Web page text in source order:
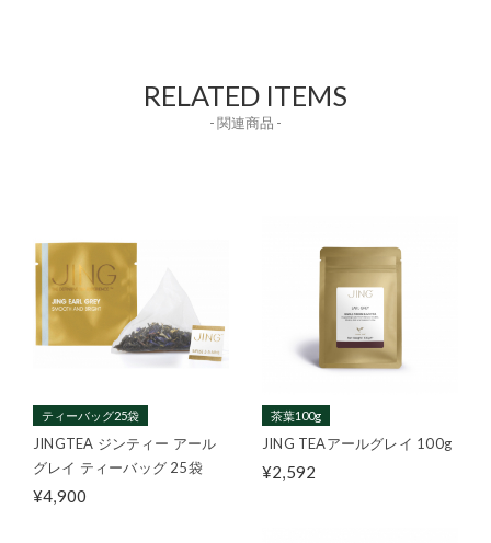
RELATED ITEMS
- 関連商品 -
ティーバッグ25袋
JINGTEA ジンティー アール
グレイ ティーバッグ 25袋
¥4,900
茶葉100g
JING TEAアールグレイ 100g
¥2,592